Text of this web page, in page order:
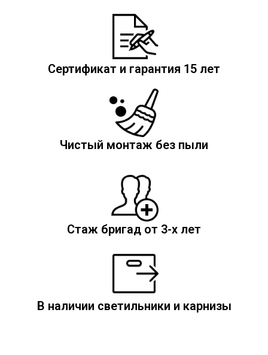
Сертификат и гарантия 15 лет
Чистый монтаж без пыли
Стаж бригад от 3-х лет
В наличии светильники и карнизы